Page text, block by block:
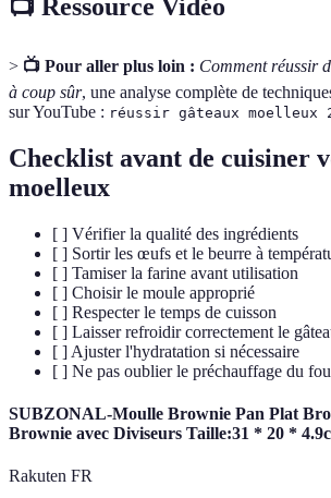
📺 Ressource Vidéo
> 📺 Pour aller plus loin : Comment réussir
à coup sûr, une analyse complète de
sur YouTube : réussir gâteaux moelleux
Checklist avant de cuisiner
moelleux
[ ] Vérifier la qualité des ingrédients
[ ] Sortir les œufs et le beurre à
[ ] Tamiser la farine avant utilisation
[ ] Choisir le moule approprié
[ ] Respecter le temps de cuisson
[ ] Laisser refroidir correctement le
[ ] Ajuster l'hydratation si nécessaire
[ ] Ne pas oublier le préchauffage du
SUBZONAL-Moulle Brownie Pan Plat
Brownie avec Diviseurs Taille:31 * 20 *
Rakuten FR